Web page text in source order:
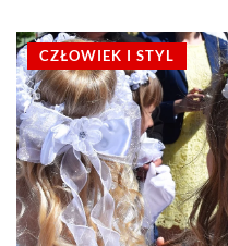
CZŁOWIEK I STYL